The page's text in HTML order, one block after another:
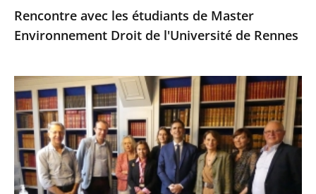
Rencontre avec les étudiants de Master
Environnement Droit de l'Université de Rennes
Rencontre
avec
les
médiateurs
du
centre